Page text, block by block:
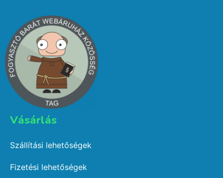
Vásárlás​
Szállítási lehetőségek
Fizetési lehetőségek